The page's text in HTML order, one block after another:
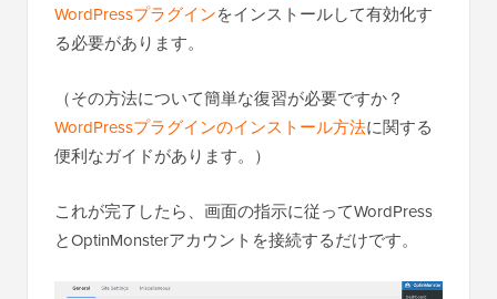
WordPressプラグインをインストールして有効化す
る必要があります。
（その方法について簡単な復習が必要ですか？
WordPressプラグインのインストール方法に関する
便利なガイドがあります。）
これが完了したら、画面の指示に従ってWordPress
とOptinMonsterアカウントを接続するだけです。